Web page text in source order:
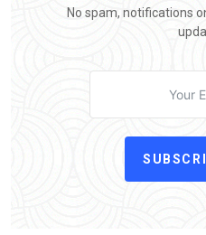
No spam, notifications